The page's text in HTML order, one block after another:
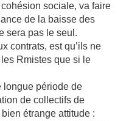
sociale, va faire
de la baisse des
sera pas le seul.
contrats, est qu’ils ne
Rmistes que si le
longue période de
de collectifs de
étrange attitude :